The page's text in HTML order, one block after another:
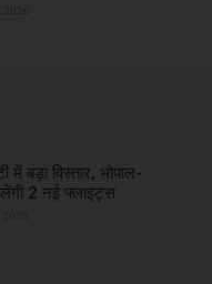
में बड़ा विस्तार, भोपाल-
2 नई फ्लाइट्स